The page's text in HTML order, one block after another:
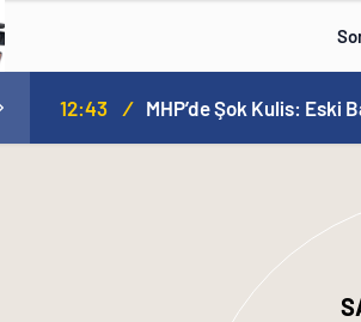
12:08 / Toksöz ve